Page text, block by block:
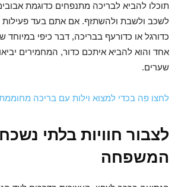
תוכלו להביא לבריכה מתנפחים כדוגמת
לשכב ולשבת ולהשתזף. אם אתם בעד פעילות
כדורגל או כדורעף בבריכה, דבר כיפי
אחד והוא להביא איתכם כדור, המחמירים
שערים.
לחצו פה בכדי למצוא וילות עם בריכה
לצבור חוויות בלתי
המשפחה